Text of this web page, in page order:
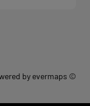
by evermaps ©